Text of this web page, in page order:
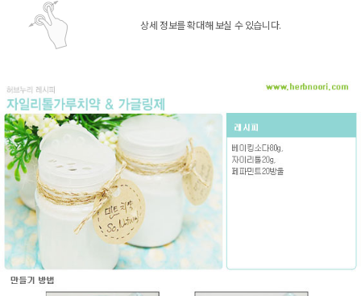
상세 정보를 확대해 보실 수 있습니다.